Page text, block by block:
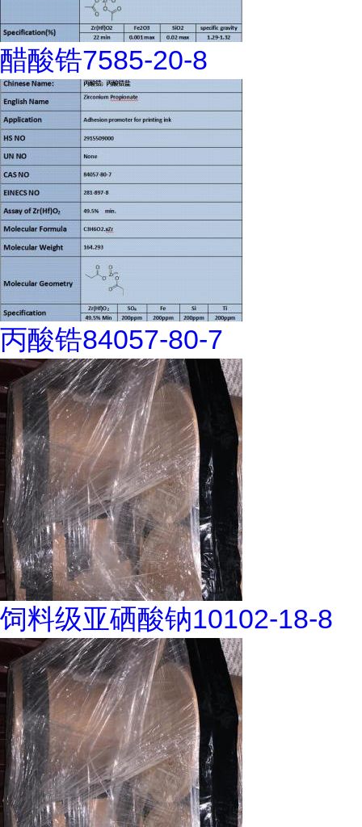
醋酸锆7585-20-8
丙酸锆84057-80-7
饲料级亚硒酸钠10102-18-8